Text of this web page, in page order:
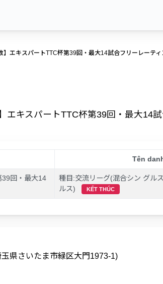
エキスパートTTC杯第39回・最大14試合フリーレーテ
キスパートTTC杯第39回・最大14
Tên
回・最大14
種目:交流リーグ(混合シン グル
ルス)
KẾT THÚC
県さいたま市緑区大門1973-1)